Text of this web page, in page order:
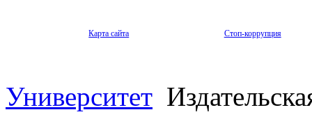
Карта сайта Стоп-коррупция
Университет